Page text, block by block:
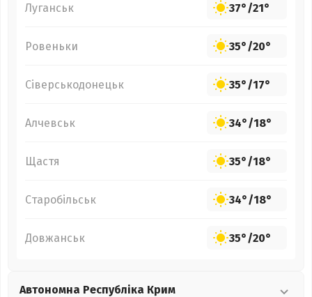
Луганськ 37°/21°
Ровеньки 35°/20°
Сіверськодонецьк 35°/17°
Алчевськ 34°/18°
Щастя 35°/18°
Старобільськ 34°/18°
Довжанськ 35°/20°
Автономна Республіка Крим